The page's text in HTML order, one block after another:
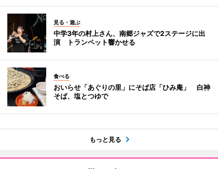
見る・遊ぶ
中学3年の村上さん、南郷ジャズで2ステージに出
演 トランペット響かせる
食べる
おいらせ「あぐりの里」にそば店「ひみ庵」 白神
そば、塩とつゆで
もっと見る